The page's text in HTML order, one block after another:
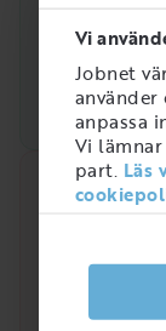
Vi
Jobnet
anpassa
Vi
part. Läs